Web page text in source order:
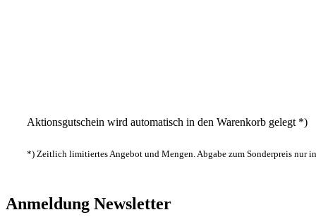
Aktionsgutschein wird automatisch in den Warenkorb gelegt *)
*) Zeitlich limitiertes Angebot und Mengen. Abgabe zum Sonderpreis nur
Anmeldung Newsletter